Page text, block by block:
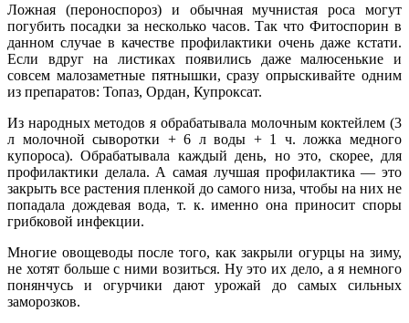
Ложная (пероноспороз) и обычная мучнистая роса могут
погубить посадки за несколько часов. Так что Фитоспорин в
данном случае в качестве профилактики очень даже кстати.
Если вдруг на листиках появились даже малюсенькие и
совсем малозаметные пятнышки, сразу опрыскивайте одним
из препаратов: Топаз, Ордан, Купроксат.
Из народных методов я обрабатывала молочным коктейлем (3
л молочной сыворотки + 6 л воды + 1 ч. ложка медного
купороса). Обрабатывала каждый день, но это, скорее, для
профилактики делала. А самая лучшая профилактика — это
закрыть все растения пленкой до самого низа, чтобы на них не
попадала дождевая вода, т. к. именно она приносит споры
грибковой инфекции.
Многие овощеводы после того, как закрыли огурцы на зиму,
не хотят больше с ними возиться. Ну это их дело, а я немного
понянчусь и огурчики дают урожай до самых сильных
заморозков.